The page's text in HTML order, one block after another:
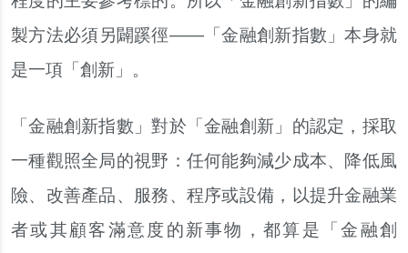
製方法必須另闢蹊徑——「金融創新指數」本身就
是一項「創新」。
「金融創新指數」對於「金融創新」的認定，採取
一種觀照全局的視野：任何能夠減少成本、降低風
險、改善產品、服務、程序或設備，以提升金融業
者或其顧客滿意度的新事物，都算是「金融創